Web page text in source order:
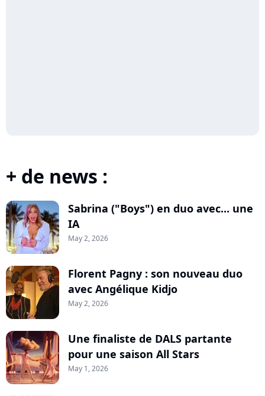
+ de news :
Sabrina ("Boys") en duo avec... une
IA
May 2, 2026
Florent Pagny : son nouveau duo
avec Angélique Kidjo
May 2, 2026
Une finaliste de DALS partante
pour une saison All Stars
May 1, 2026